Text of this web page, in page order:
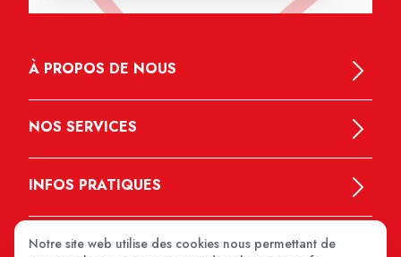
À PROPOS DE NOUS
NOS SERVICES
INFOS PRATIQUES
Notre site web utilise des cookies nous permettant de